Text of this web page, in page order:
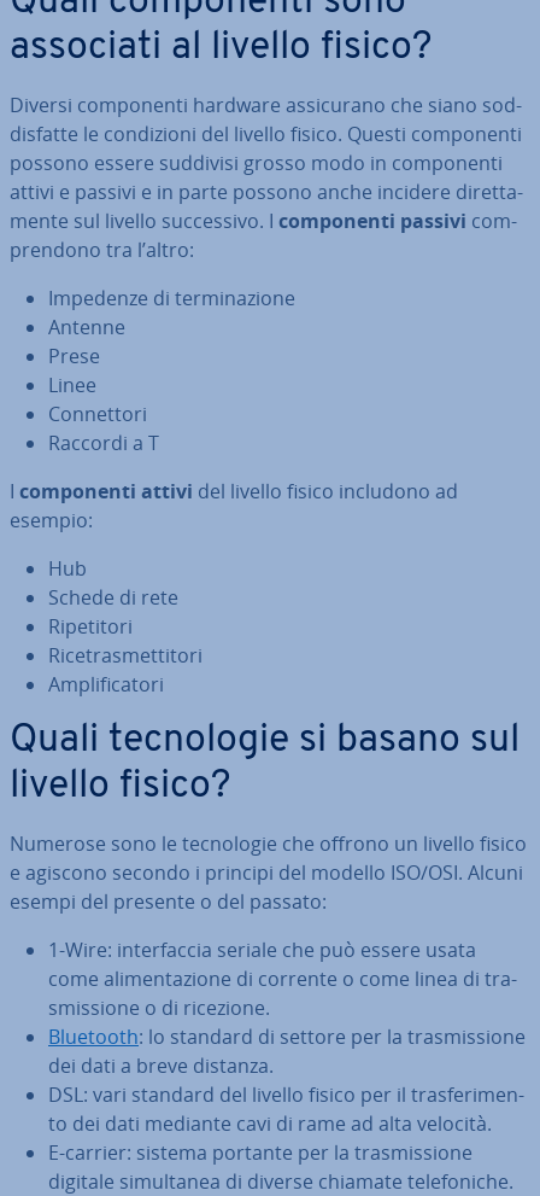
associati al livello fisico?
Diversi com­po­nen­ti hardware as­si­cu­ra­no che siano sod­
di­sfat­te le con­di­zio­ni del livello fisico. Questi com­po­nen­ti
possono essere suddivisi grosso modo in com­po­nen­ti
attivi e passivi e in parte possono anche incidere di­ret­ta­
men­te sul livello suc­ces­si­vo. I com­po­nen­ti passivi com­
pren­do­no tra l’altro:
Impedenze di ter­mi­na­zio­ne
Antenne
Prese
Linee
Con­net­to­ri
Raccordi a T
I com­po­nen­ti attivi del livello fisico includono ad
esempio:
Hub
Schede di rete
Ri­pe­ti­to­ri
Ri­ce­tra­smet­ti­to­ri
Am­pli­fi­ca­to­ri
Quali tec­no­lo­gie si basano sul
livello fisico?
Numerose sono le tec­no­lo­gie che offrono un livello fisico
e agiscono secondo i principi del modello ISO/OSI. Alcuni
esempi del presente o del passato:
1-Wire: in­ter­fac­cia seriale che può essere usata
come ali­men­ta­zio­ne di corrente o come linea di tra­
smis­sio­ne o di ricezione.
Bluetooth: lo standard di settore per la tra­smis­sio­ne
dei dati a breve distanza.
DSL: vari standard del livello fisico per il tra­sfe­ri­men­
to dei dati mediante cavi di rame ad alta velocità.
E-carrier: sistema portante per la tra­smis­sio­ne
digitale si­mul­ta­nea di diverse chiamate te­le­fo­ni­che.